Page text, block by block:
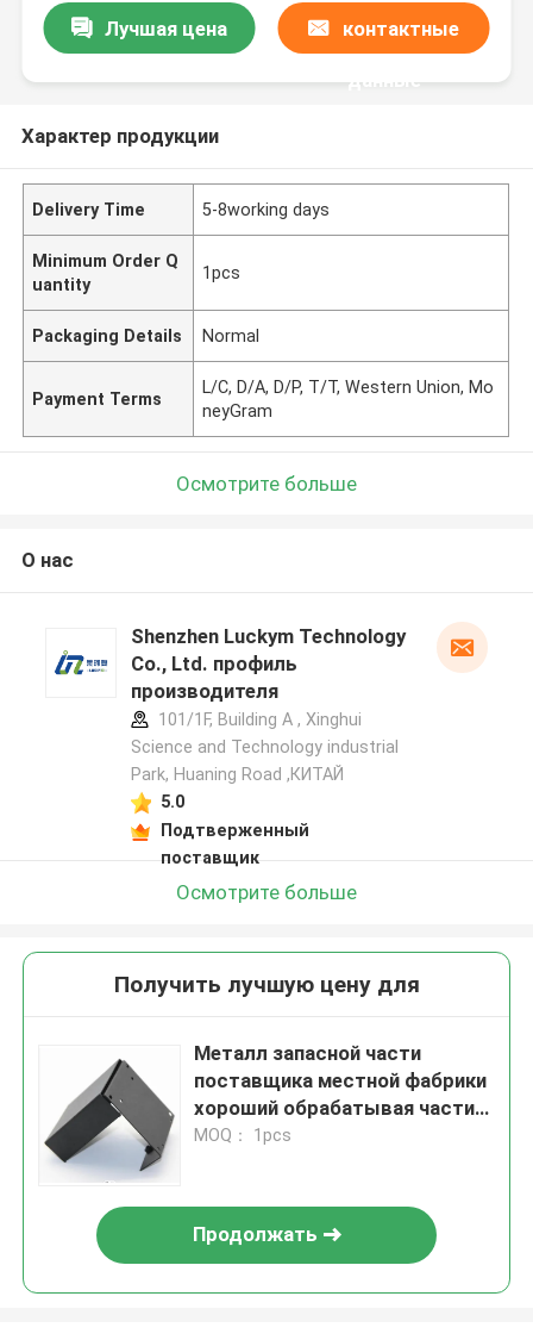
Лучшая цена контактные
данные
Характер продукции
Delivery Time 5-8working days
Minimum Order Q
uantity
1pcs
Packaging Details Normal
Payment Terms
L/C, D/A, D/P, T/T, Western Union, Mo
neyGram
Осмотрите больше
О нас
Shenzhen Luckym Technology
Co., Ltd. профиль
производителя
101/1F, Building A , Xinghui
Science and Technology industrial
Park, Huaning Road ,КИТАЙ
5.0
Подтверженный
поставщик
Осмотрите больше
Получить лучшую цену для
Металл запасной части
поставщика местной фабрики
хороший обрабатывая части
изготовления металла части
MOQ： 1pcs
Продолжать